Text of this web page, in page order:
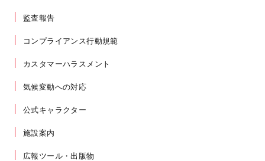
監査報告
コンプライアンス行動規範
カスタマーハラスメント
気候変動への対応
公式キャラクター
施設案内
広報ツール・出版物